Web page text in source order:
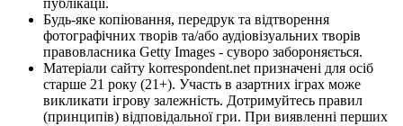
Будь-яке копіювання, передрук та відтворення
фотографічних творів та/або аудіовізуальних творів
правовласника Getty Images - суворо забороняється.
Матеріали сайту korrespondent.net призначені для осіб
старше 21 року (21+). Участь в азартних іграх може
викликати ігрову залежність. Дотримуйтесь правил
(принципів) відповідальної гри. При виявленні перших